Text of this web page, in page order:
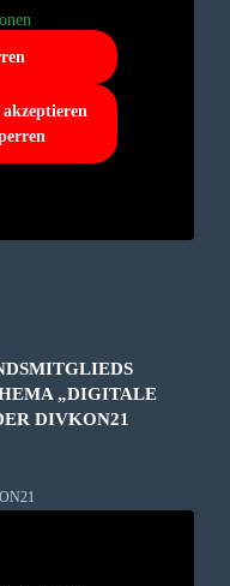
„DIGITALE
DIVKON21